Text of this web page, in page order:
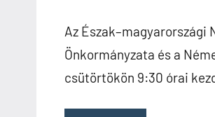
Az Észak–magyarországi
Önkormányzata és a
csütörtökön 9:30 órai